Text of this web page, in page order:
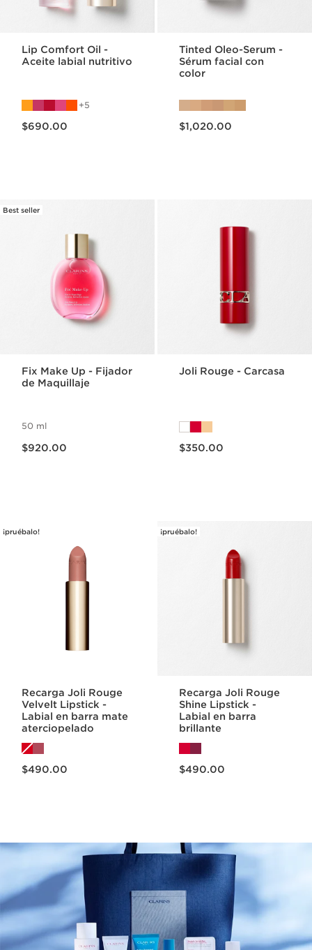
Lip Comfort Oil -
Aceite labial nutritivo
5
$690.00
Tinted Oleo-Serum -
Sérum facial con
color
$1,020.00
Best seller
Fix Make Up - Fijador
de Maquillaje
50 ml
$920.00
Joli Rouge - Carcasa
$350.00
¡pruébalo!
Recarga Joli Rouge
Velvelt Lipstick -
Labial en barra mate
aterciopelado
$490.00
¡pruébalo!
Recarga Joli Rouge
Shine Lipstick -
Labial en barra
brillante
$490.00